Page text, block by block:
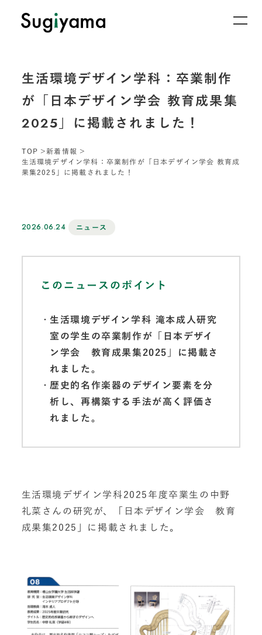
生活環境デザイン学科：卒業制作
が「日本デザイン学会 教育成果集
2025」に掲載されました！
TOP
新着情報
生活環境デザイン学科：卒業制作が「日本デザイン学会 教育成
果集2025」に掲載されました！
2026.06.24 ニュース
このニュースのポイント
生活環境デザイン学科 滝本成人研究
室の学生の卒業制作が「日本デザイ
ン学会 教育成果集2025」に掲載さ
れました。
歴史的名作楽器のデザイン要素を分
析し、再構築する手法が高く評価さ
れました。
生活環境デザイン学科2025年度卒業生の中野
礼菜さんの研究が、「日本デザイン学会 教育
成果集2025」に掲載されました。